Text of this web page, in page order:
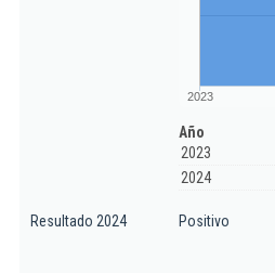
2023
Año
2023
2024
Resultado 2024 Positivo